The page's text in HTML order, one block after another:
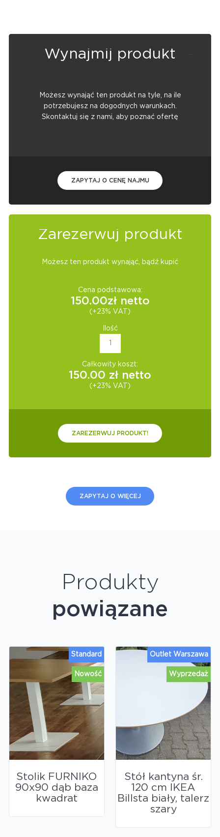
Wynajmij produkt
Możesz wynająć ten produkt na tyle, na ile
potrzebujesz na dogodnych warunkach.
Skontaktuj się z nami, aby poznać ofertę
ZAPYTAJ O CENĘ NAJMU
Zarezerwuj produkt
Możesz ten produkt wynająć, bądź kupić
Cena podstawowa:
150.00zł netto
(+23% VAT)
Ilość
Całkowity koszt:
150.00 zł netto
(+23% VAT)
ZAREZERWUJ PRODUKT!
ZAPYTAJ O WIĘCEJ
Produkty
powiązane
Nowość
Standard
Stolik FURNIKO
90x90 dąb baza
kwadrat
Wyprzedaż
Outlet Warszawa
Stół kantyna śr.
120 cm IKEA
Billsta biały, talerz
szary